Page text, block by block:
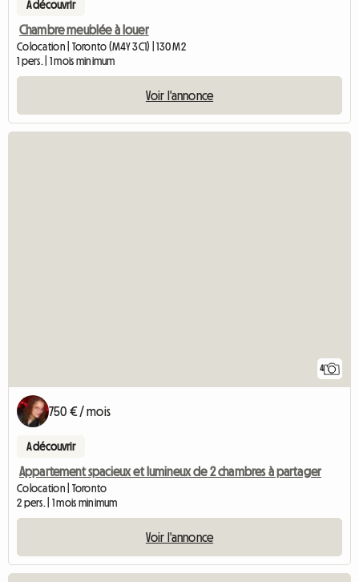
A découvrir
Chambre meublée à louer
Colocation | Toronto (M4Y 3C1) | 130 M2
1 pers. | 1 mois minimum
Voir l'annonce
4
750 € / mois
A découvrir
Appartement spacieux et lumineux de 2 chambres à partager
Colocation | Toronto
2 pers. | 1 mois minimum
Voir l'annonce